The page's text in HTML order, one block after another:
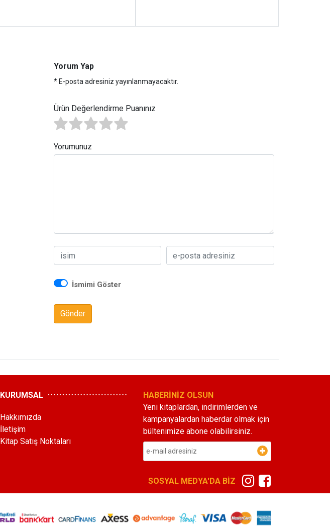
Yorum Yap
* E-posta adresiniz yayınlanmayacaktır.
Ürün Değerlendirme Puanınız
Yorumunuz
İsmimi Göster
Gönder
KURUMSAL
Hakkımızda
İletişim
Kitap Satış Noktaları
HABERİNİZ OLSUN
Yeni kitaplardan, indirimlerden ve
kampanyalardan haberdar olmak için
bültenimize abone olabilirsiniz.
SOSYAL MEDYA'DA BİZ